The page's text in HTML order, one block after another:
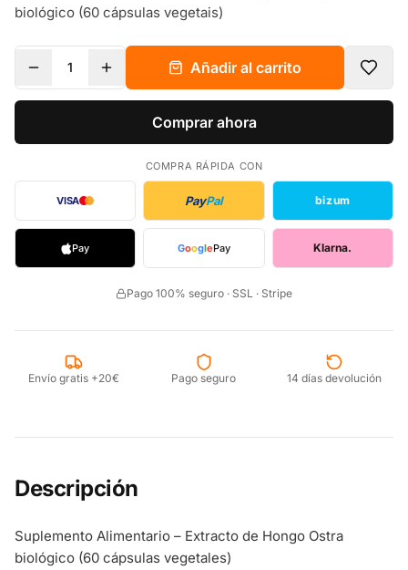
biológico (60 cápsulas vegetais)
1 Añadir al carrito
Comprar ahora
COMPRA RÁPIDA CON
VISA PayPal bizum
Pay GooglePay Klarna.
Pago 100% seguro · SSL · Stripe
Envío gratis +20€ Pago seguro 14 días devolución
Descripción
Suplemento Alimentario – Extracto de Hongo Ostra
biológico (60 cápsulas vegetales)